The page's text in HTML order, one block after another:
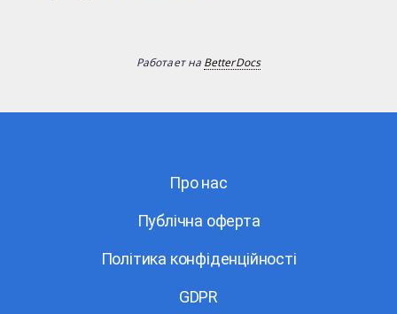
Работает на BetterDocs
Про нас
Публічна оферта
Політика конфіденційності
GDPR